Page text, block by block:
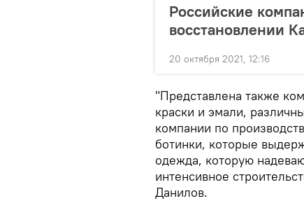
Российские
восстановлении
20 октября 2021, 12:16
"Представлена также
краски и эмали,
компании по
ботинки, которые
одежда, которую
интенсивное
Данилов.